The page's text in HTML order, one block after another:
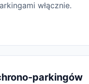
włącznie.
parkingów